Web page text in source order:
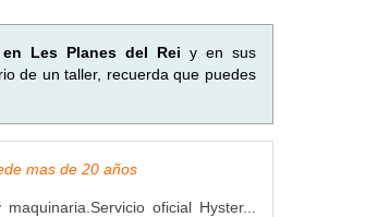
en Les Planes del Rei y en sus
de un taller, recuerda que puedes
mas de 20 años
oficial Hyster...